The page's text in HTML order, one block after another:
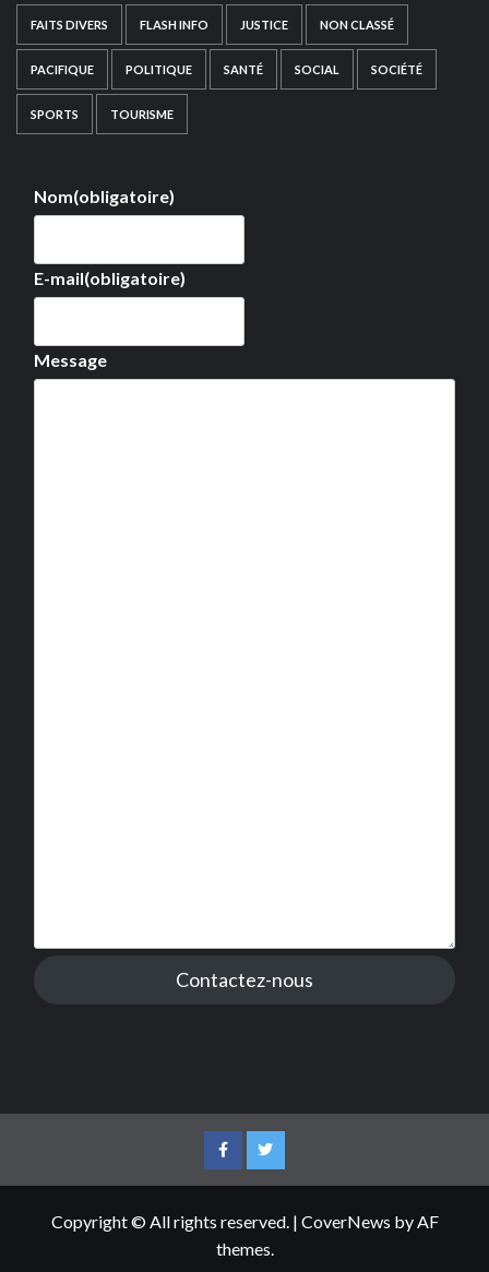
FAITS DIVERS FLASH INFO JUSTICE NON CLASSÉ
PACIFIQUE POLITIQUE SANTÉ SOCIAL SOCIÉTÉ
SPORTS TOURISME
Nom(obligatoire)
E-mail(obligatoire)
Message
Contactez-nous
FacebookTwitter
Copyright © All rights reserved. | CoverNews by AF
themes.